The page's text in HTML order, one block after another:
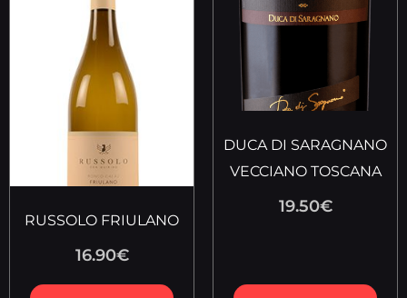
RUSSOLO FRIULANO
16.90€
DUCA DI SARAGNANO
VECCIANO TOSCANA
19.50€